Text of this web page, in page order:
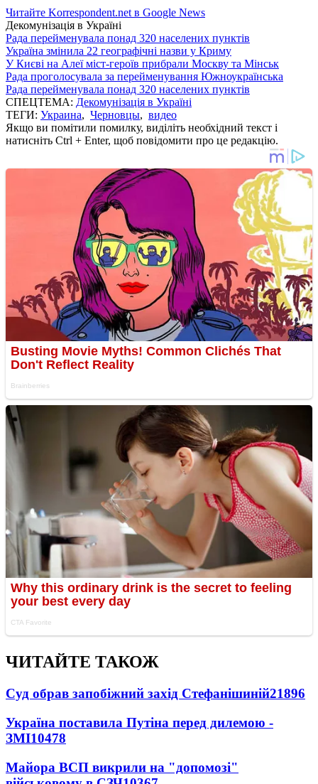
Читайте Korrespondent.net в Google News
Декомунізація в Україні
Рада перейменувала понад 320 населених пунктів
Україна змінила 22 географічні назви у Криму
У Києві на Алеї міст-героїв прибрали Москву та Мінськ
Рада проголосувала за перейменування Южноукраїнська
Рада перейменувала понад 320 населених пунктів
СПЕЦТЕМА: Декомунізація в Україні
ТЕГИ: Украина, Черновцы, видео
Якщо ви помітили помилку, виділіть необхідний текст і
натисніть Ctrl + Enter, щоб повідомити про це редакцію.
ЧИТАЙТЕ ТАКОЖ
Суд обрав запобіжний захід Стефанішиній21896
Україна поставила Путіна перед дилемою -
ЗМІ10478
Майора ВСП викрили на "допомозі"